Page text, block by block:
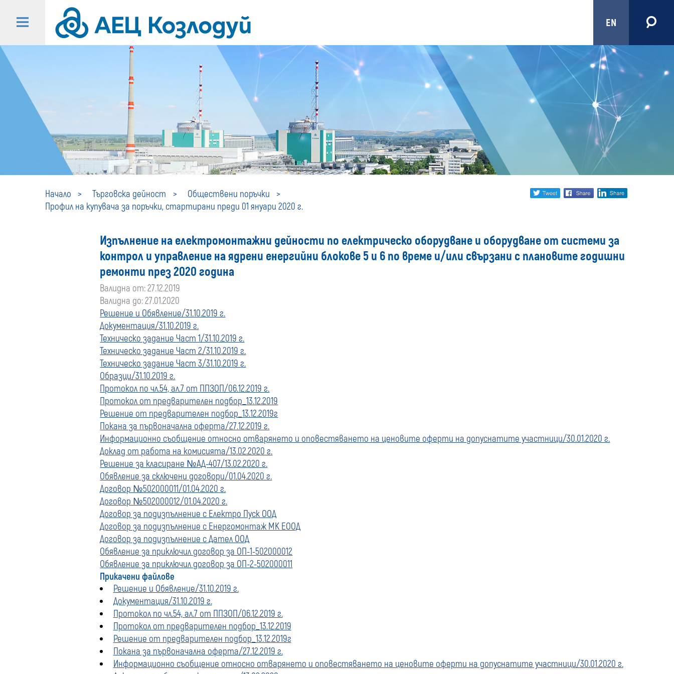
EN
Начало Търговска дейност
Обществени поръчки
Профил на купувача за поръчки, стартирани преди 01 януари 2020 г.
купувача
г.
Share
media
twitter facebook
Изпълнение на електромонтажни дейности по електрическо оборудване и оборудване от системи за
контрол и управление на ядрени енергийни блокове 5 и 6 по време и/или свързани с плановите годишни
ремонти през 2020 година
Валидна от: 27.12.2019
Валидна до: 27.01.2020
Решение и Обявление/31.10.2019 г.
Документация/31.10.2019 г.
Техническо задание Част 1/31.10.2019 г.
Техническо задание Част 2/31.10.2019 г.
Техническо задание Част 3/31.10.2019 г.
Образци/31.10.2019 г.
Протокол по чл.54, ал.7 от ППЗОП/06.12.2019 г.
Протокол от предварителен подбор_13.12.2019
Решение от предварителен подбор_13.12.2019г
Покана за първоначална оферта/27.12.2019 г.
Информационно съобщение относно отварянето и оповестяването на ценовите оферти на допуснатите участници/30.01.2020 г.
Доклад от работа на комисията/13.02.2020 г.
Решение за класиране №АД-407/13.02.2020 г.
Обявление за сключени договори/01.04.2020 г.
Договор №502000011/01.04.2020 г.
Договор №502000012/01.04.2020 г.
Договор за подизпълнение с Електро Пуск ООД
Договор за подизпълнение с Енергомонтаж МК ЕООД
Договор за подизпълнение с Дател ООД
Обявление за приключил договор за ОП-1-502000012
Обявление за приключил договор за ОП-2-502000011
Прикачени файлове
Решение и Обявление/31.10.2019 г.
Документация/31.10.2019 г.
Протокол по чл.54, ал.7 от ППЗОП/06.12.2019 г.
Протокол от предварителен подбор_13.12.2019
Решение от предварителен подбор_13.12.2019г
Покана за първоначална оферта/27.12.2019 г.
Информационно съобщение относно отварянето и оповестяването на ценовите оферти на допуснатите участници/30.01.2020 г.